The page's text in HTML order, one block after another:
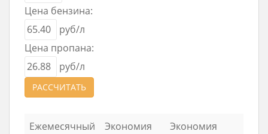
Цена бензина:
руб/л
Цена пропана:
руб/л
РАССЧИТАТЬ
Ежемесячный
Экономия
Экономия